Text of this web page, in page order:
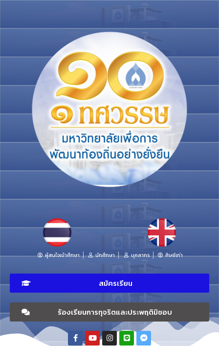
ผู้สนใจเข้าศึกษา นักศึกษา บุคลากร ศิษย์เก่า
สมัครเรียน
ร้องเรียนการทุจริตและประพฤติมิชอบ